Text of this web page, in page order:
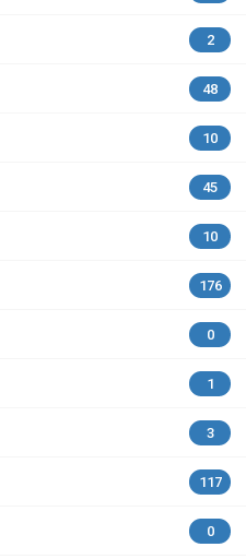
2
48
10
45
10
176
0
1
3
117
0